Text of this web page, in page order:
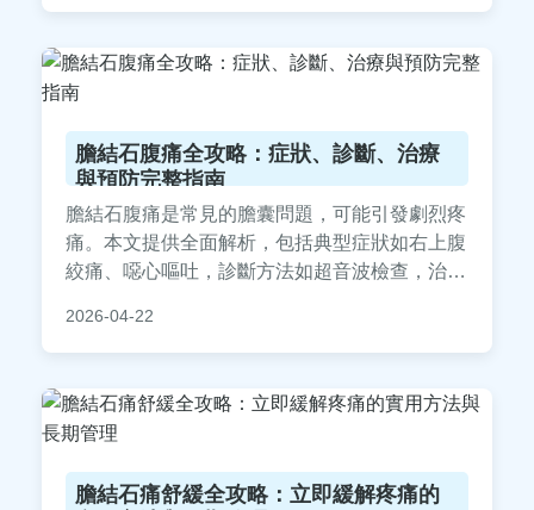
膽結石腹痛全攻略：症狀、診斷、治療
與預防完整指南
膽結石腹痛是常見的膽囊問題，可能引發劇烈疼
痛。本文提供全面解析，包括典型症狀如右上腹
絞痛、噁心嘔吐，診斷方法如超音波檢查，治療
助您了解膽結石腹痛的成因、就醫時機和日常管
理，解決所有相關疑問。
2026-04-22
膽結石痛舒緩全攻略：立即緩解疼痛的